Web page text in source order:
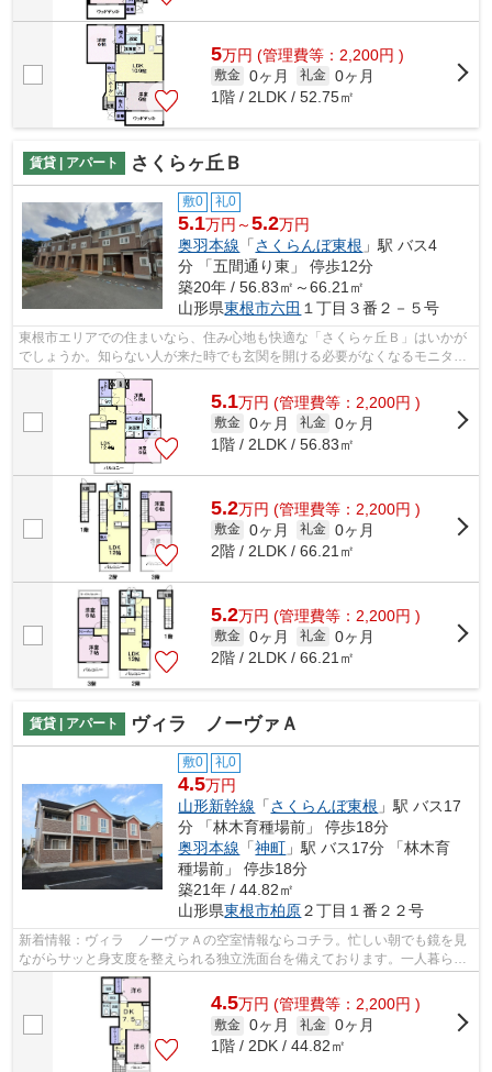
5万円 (管理費等：2,200円 )
敷金 0ヶ月 礼金 0ヶ月
1階 / 2LDK / 52.75㎡
賃貸 | アパート さくらヶ丘Ｂ
敷0 礼0
5.1万円～5.2万円
奥羽本線 「さくらんぼ東根 」駅 バス4
分 「五間通り東」 停歩12分
築20年 / 56.83㎡～66.21㎡
山形県東根市六田 １丁目３番２－５号
東根市エリアでの住まいなら、住み心地も快適な「さくらヶ丘Ｂ」はいかが
でしょうか。知らない人が来た時でも玄関を開ける必要がなくなるモニター
付きインターホンを備えております。...
5.1万円 (管理費等：2,200円 )
敷金 0ヶ月 礼金 0ヶ月
1階 / 2LDK / 56.83㎡
5.2万円 (管理費等：2,200円 )
敷金 0ヶ月 礼金 0ヶ月
2階 / 2LDK / 66.21㎡
5.2万円 (管理費等：2,200円 )
敷金 0ヶ月 礼金 0ヶ月
2階 / 2LDK / 66.21㎡
賃貸 | アパート ヴィラ ノーヴァＡ
敷0 礼0
4.5万円
山形新幹線 「さくらんぼ東根 」駅 バス17
分 「林木育種場前」 停歩18分
奥羽本線 「神町 」駅 バス17分 「林木育
種場前」 停歩18分
築21年 / 44.82㎡
山形県東根市柏原２丁目１番２２号
新着情報：ヴィラ ノーヴァＡの空室情報ならコチラ。忙しい朝でも鏡を見
ながらサッと身支度を整えられる独立洗面台を備えております。一人暮らし
の方も安心の、TVインターホン付き物...
4.5万円 (管理費等：2,200円 )
敷金 0ヶ月 礼金 0ヶ月
1階 / 2DK / 44.82㎡